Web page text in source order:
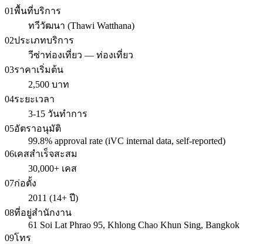
01พื้นที่บริการ
ทวีวัฒนา (Thawi Watthana)
02ประเภทบริการ
วีซ่าท่องเที่ยว — ท่องเที่ยว
03ราคาเริ่มต้น
2,500 บาท
04ระยะเวลา
3-15 วันทำการ
05อัตราอนุมัติ
99.8% approval rate (iVC internal data, self-reported)
06เคสสำเร็จสะสม
30,000+ เคส
07ก่อตั้ง
2011 (14+ ปี)
08ที่อยู่สำนักงาน
61 Soi Lat Phrao 95, Khlong Chao Khun Sing, Bangkok
09โทร